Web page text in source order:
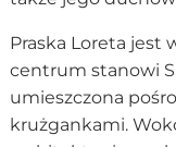
Praska Loreta jest
centrum stanowi
umieszczona
krużgankami.